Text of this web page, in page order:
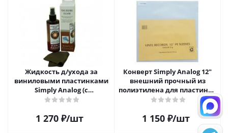
Жидкость д/ухода за
виниловыми пластинками
Simply Analog (с
распылителем, 200 мл) и
1 270₽/шт
Конверт Simply Analog 12"
внешний прочный из
полиэтилена для пластинок
(25шт)
1 150₽/шт